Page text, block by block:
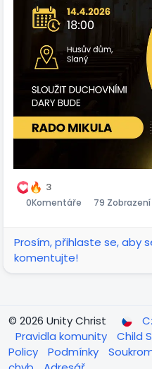
3
0Komentáře 79 Zobrazení
Prosím, přihlaste se, aby
komentujte!
© 2026 Unity Christ
Pravidla komunity
Child
Policy
Podmínky